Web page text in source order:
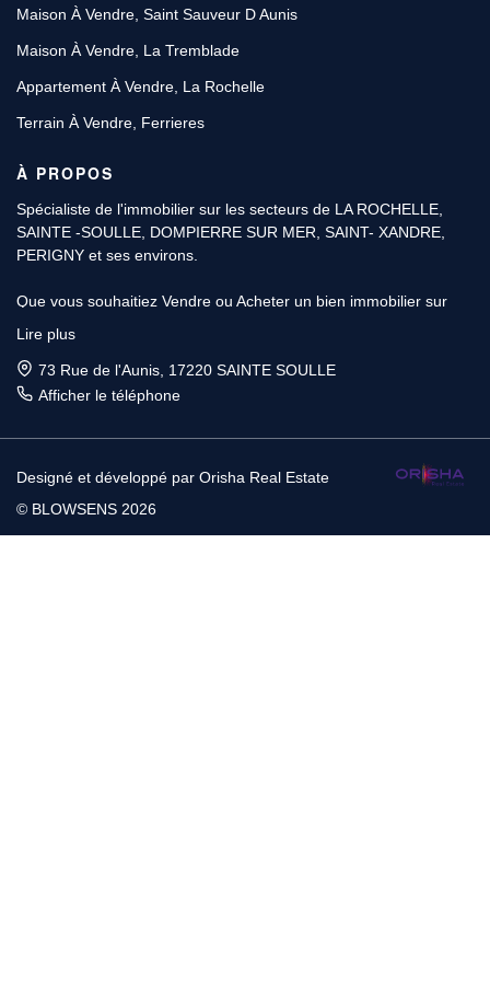
Maison À Vendre, Saint Sauveur D Aunis
Maison À Vendre, La Tremblade
Appartement À Vendre, La Rochelle
Terrain À Vendre, Ferrieres
À PROPOS
Spécialiste de l'immobilier sur les secteurs de LA ROCHELLE,
SAINTE -SOULLE, DOMPIERRE SUR MER, SAINT- XANDRE,
PERIGNY et ses environs.
Que vous souhaitiez Vendre ou Acheter un bien immobilier sur
ROCHELLE. Avec plus de 10 ans d’expérience, les Conseillers
BLOWSENS, sont les spécialistes de l'immobilier et vous
apporteront toute l'aide nécessaire pour faire aboutir votre projet.
Pour Vendre ou faire estimer gratuitement votre bien immobilier
Conseiller BLOWSENS.
Lire plus
73 Rue de l'Aunis, 17220 SAINTE SOULLE
Afficher le téléphone
Designé et développé par Orisha Real Estate
© BLOWSENS 2026